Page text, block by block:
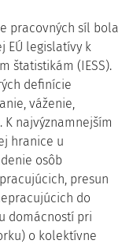
pracovných síl bola
EÚ legislatívy k
štatistikám (IESS).
definície
váženie,
najvýznamnejším
hranice u
osôb
presun
do
domácností pri
o kolektívne